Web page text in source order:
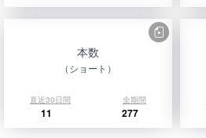
本数
（ショート）
直近30日間 全期間
11 277